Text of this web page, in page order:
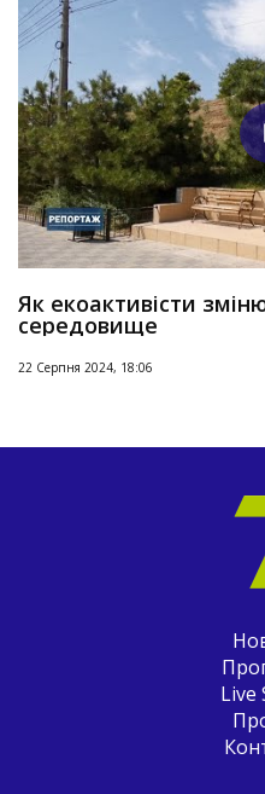
Як екоактивісти
середовище
22 Серпня 2024, 18:06
Live